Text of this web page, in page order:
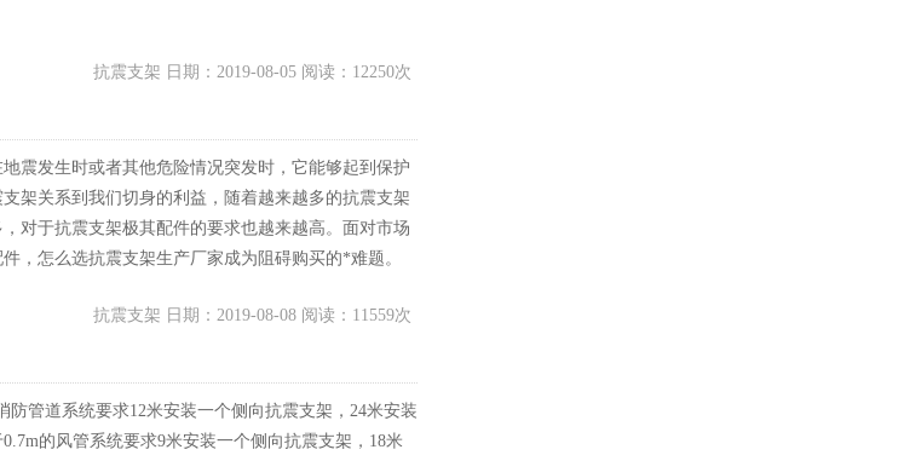
抗震支架 日期：2019-08-05 阅读：12250次
震发生时或者其他危险情况突发时，它能够起到保护
架关系到我们切身的利益，随着越来越多的抗震支架
对于抗震支架极其配件的要求也越来越高。面对市场
，怎么选抗震支架生产厂家成为阻碍购买的*难题。
抗震支架 日期：2019-08-08 阅读：11559次
防管道系统要求12米安装一个侧向抗震支架，24米安装
的风管系统要求9米安装一个侧向抗震支架，18米